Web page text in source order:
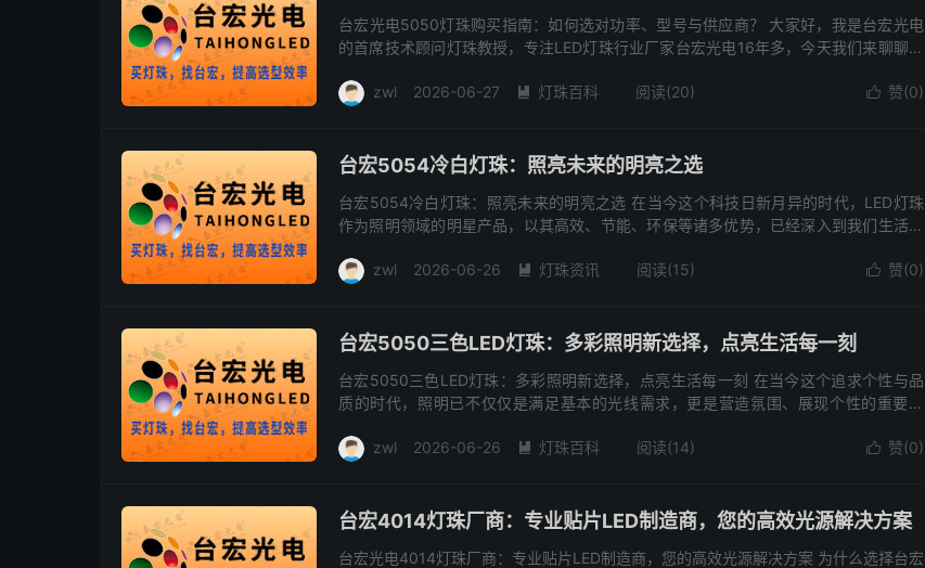
台宏光电5050灯珠购买指南：如何选对功率、型号与供应商？ 大家好，我是台宏光电
的首席技术顾问灯珠教授，专注LED灯珠行业厂家台宏光电16年多，今天我们来聊聊台
 赞(0)
zwl 2026-06-27  灯珠百科 阅读(20)
台宏5054冷白灯珠：照亮未来的明亮之选
台宏5054冷白灯珠：照亮未来的明亮之选 在当今这个科技日新月异的时代，LED灯珠
作为照明领域的明星产品，以其高效、节能、环保等诸多优势，已经深入到我们生活的
赢得...
 赞(0)
zwl 2026-06-26  灯珠资讯 阅读(15)
台宏5050三色LED灯珠：多彩照明新选择，点亮生活每一刻
台宏5050三色LED灯珠：多彩照明新选择，点亮生活每一刻 在当今这个追求个性与品
质的时代，照明已不仅仅是满足基本的光线需求，更是营造氛围、展现个性的重要元
能...
 赞(0)
zwl 2026-06-26  灯珠百科 阅读(14)
台宏4014灯珠厂商：专业贴片LED制造商，您的高效光源解决方案
台宏光电4014灯珠厂商：专业贴片LED制造商，您的高效光源解决方案 为什么选择台宏